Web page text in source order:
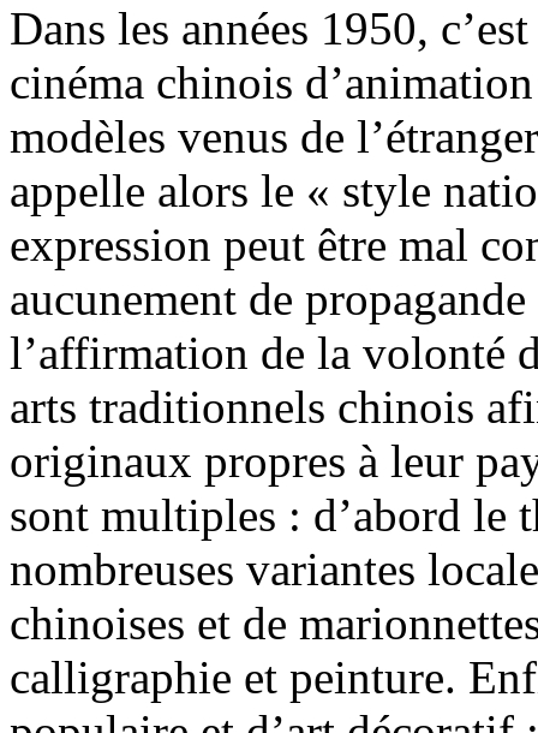
Dans les années 1950,
cinéma chinois
modèles venus de
appelle alors le « style
expression peut être mal
aucunement de
l’affirmation de la volonté
arts traditionnels chinois
originaux propres à leur
sont multiples : d’abord le
nombreuses variantes
chinoises et de
calligraphie et peinture.